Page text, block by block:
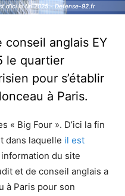
d’ici la fin 2025 - Defense-92.fr
d’ici la fin 2025 - Defense-92.fr
conseil anglais EY
le quartier
pour s’établir
à Paris.
« Big Four ». D’ici la fin
dans laquelle il est
du site
et de conseil anglais a
à Paris pour son